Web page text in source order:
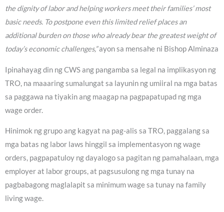
the dignity of labor and helping workers meet their families’ most
basic needs. To postpone even this limited relief places an
additional burden on those who already bear the greatest weight of
today’s economic challenges,”ayon sa mensahe ni Bishop Alminaza
Ipinahayag din ng CWS ang pangamba sa legal na implikasyon ng
TRO, na maaaring sumalungat sa layunin ng umiiral na mga batas
sa paggawa na tiyakin ang maagap na pagpapatupad ng mga
wage order.
Hinimok ng grupo ang kagyat na pag-alis sa TRO, paggalang sa
mga batas ng labor laws hinggil sa implementasyon ng wage
orders, pagpapatuloy ng dayalogo sa pagitan ng pamahalaan, mga
employer at labor groups, at pagsusulong ng mga tunay na
pagbabagong maglalapit sa minimum wage sa tunay na family
living wage.